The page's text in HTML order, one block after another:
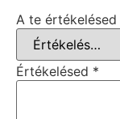
A te értékelésed
Értékelésed *